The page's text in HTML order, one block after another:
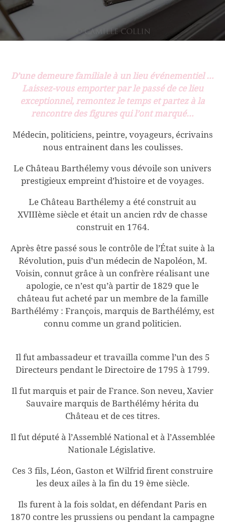
D’une demeure familiale à un lieu événementiel …
Laissez-vous emporter par le passé de ce lieu
exceptionnel, remontez le temps et partez à la
rencontre des figures qui l’ont marqué…
Médecin, politiciens, peintre, voyageurs, écrivains
nous entrainent dans les coulisses.
Le Château Barthélemy vous dévoile son univers
prestigieux empreint d’histoire et de voyages.
Le Château Barthélemy a été construit au
XVIIIème siècle et était un ancien rdv de chasse
construit en 1764.
Après être passé sous le contrôle de l’État suite à la
Révolution, puis d’un médecin de Napoléon, M.
Voisin, connut grâce à un confrère réalisant une
apologie, ce n’est qu’à partir de 1829 que le
château fut acheté par un membre de la famille
Barthélémy : François, marquis de Barthélémy, est
connu comme un grand politicien.
Il fut ambassadeur et travailla comme l’un des 5
Directeurs pendant le Directoire de 1795 à 1799.
Il fut marquis et pair de France. Son neveu, Xavier
Sauvaire marquis de Barthélémy hérita du
Château et de ces titres.
Il fut député à l’Assemblé National et à l’Assemblée
Nationale Législative.
Ces 3 fils, Léon, Gaston et Wilfrid firent construire
les deux ailes à la fin du 19 ème siècle.
Ils furent à la fois soldat, en défendant Paris en
1870 contre les prussiens ou pendant la campagne